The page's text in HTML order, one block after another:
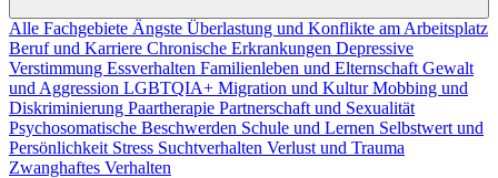
Alle Fachgebiete Ängste Überlastung und Konflikte am Arbeitsplatz
Beruf und Karriere Chronische Erkrankungen Depressive
Verstimmung Essverhalten Familienleben und Elternschaft Gewalt
und Aggression LGBTQIA+ Migration und KulturMobbing und
Diskriminierung Paartherapie Partnerschaft und Sexualität
Psychosomatische Beschwerden Schule und Lernen Selbstwert und
Persönlichkeit Stress Suchtverhalten Verlust und Trauma
Zwanghaftes Verhalten